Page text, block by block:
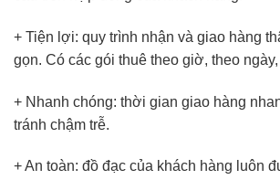
+ Tiện lợi: quy trình nhận và giao hàng
gọn. Có các gói thuê theo giờ, theo
+ Nhanh chóng: thời gian giao hàng
tránh chậm trễ.
+ An toàn: đồ đạc của khách hàng luôn